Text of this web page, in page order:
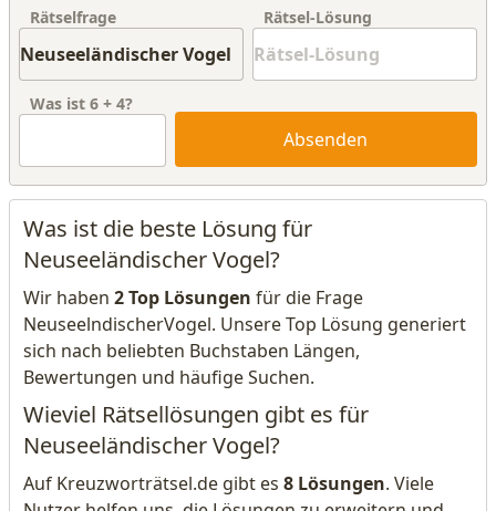
Rätselfrage Rätsel-Lösung
Was ist 6 + 4?
Absenden
Was ist die beste Lösung für
Neuseeländischer Vogel?
Wir haben 2 Top Lösungen für die Frage
NeuseelndischerVogel. Unsere Top Lösung generiert
sich nach beliebten Buchstaben Längen,
Bewertungen und häufige Suchen.
Wieviel Rätsellösungen gibt es für
Neuseeländischer Vogel?
Auf Kreuzworträtsel.de gibt es 8 Lösungen. Viele